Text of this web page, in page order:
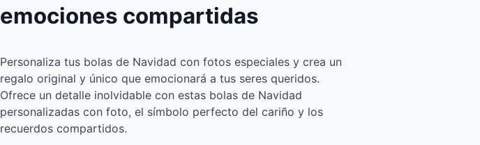
emociones compartidas
Personaliza tus bolas de Navidad con fotos especiales y crea un
regalo original y único que emocionará a tus seres queridos.
Ofrece un detalle inolvidable con estas bolas de Navidad
personalizadas con foto, el símbolo perfecto del cariño y los
recuerdos compartidos.